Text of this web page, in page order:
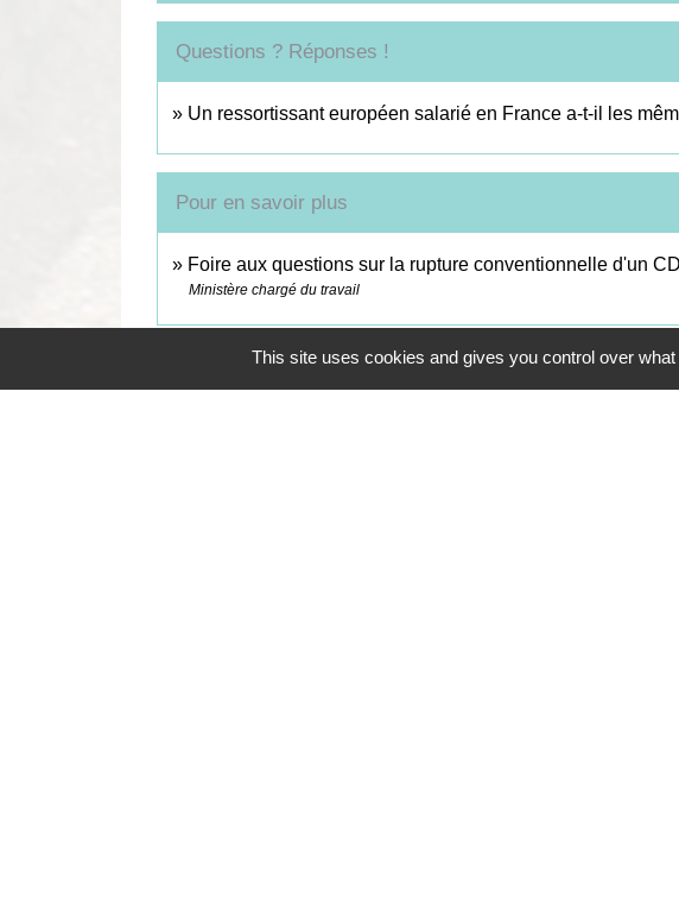
Questions ? Réponses !
Un ressortissant européen salarié en France a-t-il les
Pour en savoir plus
Foire aux questions sur la rupture conventionnelle d'un
Ministère chargé du travail
This site uses cookies and gives you control over